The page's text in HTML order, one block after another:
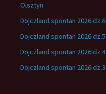
Olsztyn
Dojczland spontan 2026 dz.6
Dojczland spontan 2026 dz.5
Dojczland spontan 2026 dz.4
Dojczland spontan 2026 dz.3